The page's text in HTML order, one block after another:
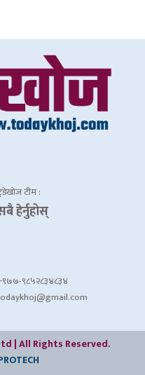
टीम :
हेर्नुहोस्
९८५२८३४८३४
| All Rights Reserved.